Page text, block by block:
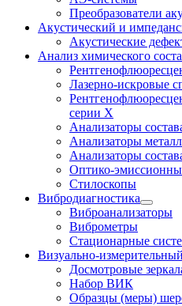
Преобразователи
Акустический и
Акустические
Анализ химического
Лазерно-искровые
серии Х
Анализаторы
Анализаторы
Анализаторы
Оптико-
Стилоскопы
Вибродиагностика
Виброанализаторы
Виброметры
Стационарные
Визуально-
Досмотровые
Набор ВИК
Образцы (меры)